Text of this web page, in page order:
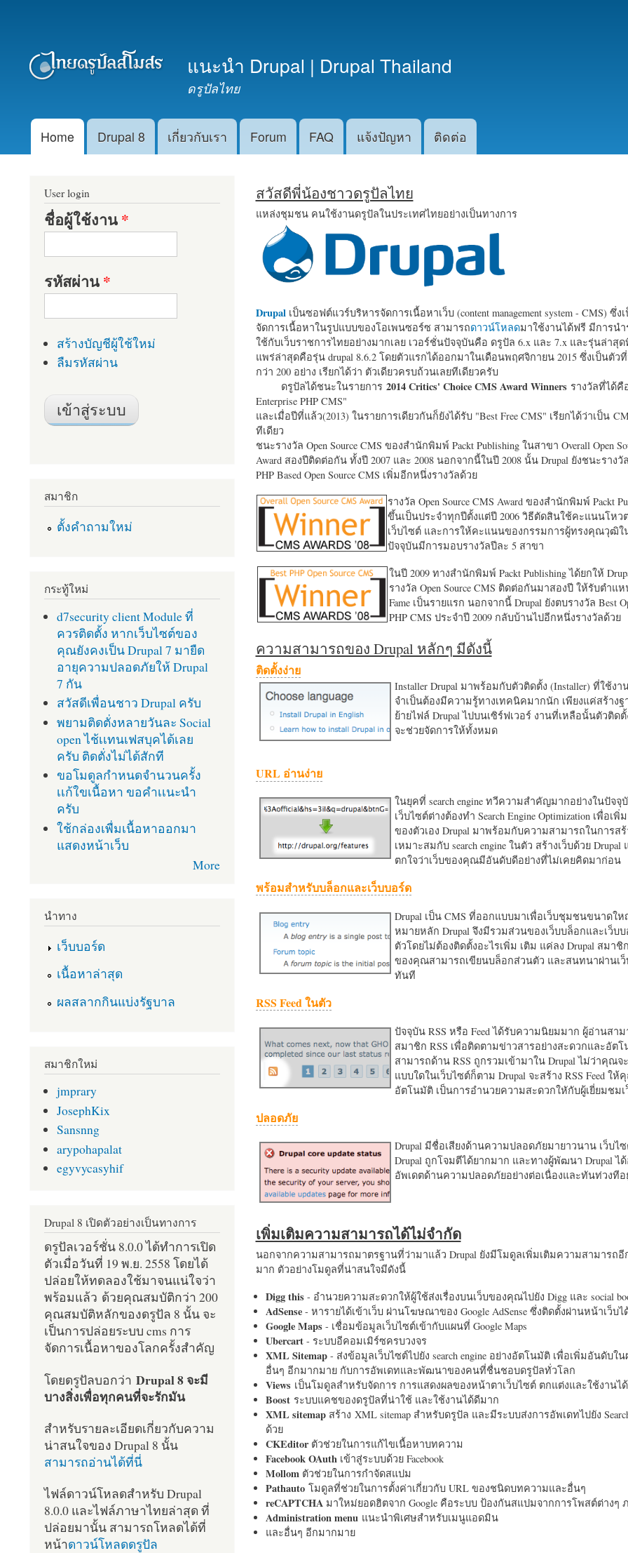
หลัก
แนะนำ Drupal | Drupal Thailand
ดรูปัลไทย
Main menu
Home Drupal 8 เกี่ยวกับเรา Forum FAQ แจ้งปัญหา ติดต่อ
สวัสดีพี่น้องชาวดรูปัลไทย
แหล่งชุมชน คนใช้งานดรูปัลในประเทศไทยอย่างเป็นทางการ
Drupalเป็นซอฟต์แวร์บริหารจัดการเนื้อหาเว็บ (content management system - CMS) ซึ่ง
จัดการเนื้อหาในรูปแบบของโอเพนซอร์ซ สามารถดาวน์โหลดมาใช้งานได้ฟรี มีการน
ใช้กับเว็บราชการไทยอย่างมากเลย เวอร์ชั่นปัจจุบันคือ ดรูปัล 6.x และ 7.x และรุ่นล่าสุด
แพร่ล่าสุดคือรุ่น drupal 8.6.2 โดยตัวแรกได้ออกมาในเดือนพฤศจิกายน 2015 ซึ่งเป็นตั
กว่า 200 อย่าง เรียกได้ว่า ตัวเดียวครบถ้วนเลยทีเดียวครับ
ดรูปัลได้ชนะในรายการ 2014 Critics' Choice CMS Award Winners รางวัลที่ได้คื
Enterprise PHP CMS"
และเมื่อปีที่แล้ว(2013) ในรายการเดียวกันก็ยังได้รับ "Best Free CMS" เรียกได้ว่าเป็น
ทีเดียว
ชนะรางวัล Open Source CMS ของสำนักพิมพ์ Packt Publishing ในสาขา Overall Open
Award สองปีติดต่อกัน ทั้งปี 2007 และ 2008 นอกจากนี้ในปี 2008 นั้น Drupal ยังชนะรางวั
PHP Based Open Source CMS เพิ่มอีกหนึ่งรางวัลด้วย
รางวัล Open Source CMS Award ของสำนักพิมพ์ Packt
ขึ้นเป็นประจำทุกปีตั้งแต่ปี 2006 วิธีตัดสินใช้คะแนนโหว
เว็บไซต์ และการให้คะแนนของกรรมการผู้ทรงคุณวุฒิใ
ปัจจุบันมีการมอบรางวัลปีละ 5 สาขา
ในปี 2009 ทางสำนักพิมพ์ Packt Publishing ได้ยกให้
รางวัล Open Source CMS ติดต่อกันมาสองปี ให้รับตำแ
Fame เป็นรายแรก นอกจากนี้ Drupal ยังตบรางวัล Best
PHP CMS ประจำปี 2009 กลับบ้านไปอีกหนึ่งรางวัลด้วย
ความสามารถของ Drupal หลักๆ มีดังนี้
ติดตั้งง่าย
Installer Drupal มาพร้อมกับตัวติดตั้ง (Installer) ที่ใช้งา
จำเป็นต้องมีความรู้ทางเทคนิคมากนัก เพียงแค่สร้าง
ย้ายไฟล์ Drupal ไปบนเซิร์ฟเวอร์ งานที่เหลือนั้นตัวติดตั้
จะช่วยจัดการให้ทั้งหมด
URL อ่านง่าย
ในยุคที่ search engine ทวีความสำคัญมากอย่างในปัจจุ
เว็บไซต์ต่างต้องทำ Search Engine Optimization เพื่อเ
ของตัวเอง Drupal มาพร้อมกับความสามารถในการสร้
เหมาะสมกับ search engine ในตัว สร้างเว็บด้วย
ตกใจว่าเว็บของคุณมีอันดับดีอย่างที่ไม่เคยคิดมาก่อน
พร้อมสำหรับบล็อกและเว็บบอร์ด
Drupal เป็น CMS ที่ออกแบบมาเพื่อเว็บชุมชนขนาดให
หมายหลัก Drupal จึงมีรวมส่วนของเว็บบล็อกและเว็บ
ตัวโดยไม่ต้องติดตั้งอะไรเพิ่ม เติม แค่ลง Drupal สมาชิ
ของคุณสามารถเขียนบล็อกส่วนตัว และสนทนาผ่านเว็
ทันที
RSS Feed ในตัว
ปัจจุบัน RSS หรือ Feed ได้รับความนิยมมาก ผู้อ่านสา
สมาชิก RSS เพื่อติดตามข่าวสารอย่างสะดวกและอัต
สามารถด้าน RSS ถูกรวมเข้ามาใน Drupal ไม่ว่าคุณจ
แบบใดในเว็บไซต์ก็ตาม Drupal จะสร้าง RSS Feed ให้
อัตโนมัติ เป็นการอำนวยความสะดวกใหักับผู้เยี่ยมชม
ปลอดภัย
Drupal มีชื่อเสียงด้านความปลอดภัยมายาวนาน เว็บไ
Drupal ถูกโจมตีได้ยากมาก และทางผู้พัฒนา Drupal ไ
อัพเดตด้านความปลอดภัยอย่างต่อเนื่องและทันท่วงทีอ
เพิ่มเติมความสามารถได้ไม่จำกัด
นอกจากความสามารถมาตรฐานที่ว่ามาแล้ว Drupal ยังมีโมดูลเพิ่มเติมความสามารถอี
มาก ตัวอย่างโมดูลที่น่าสนใจมีดังนี้
Digg this- อำนวยความสะดวกให้ผู้ใช้ส่งเรื่องบนเว็บของคุณไปยัง Digg และ social
AdSense- หารายได้เข้าเว็บ ผ่านโฆษณาของ Google AdSense ซึ่งติดตั้งผ่านหน้าเว็บไ
Google Maps- เชื่อมข้อมูลเว็บไซต์เข้ากับแผนที่ Google Maps
Ubercart- ระบบอีคอมเมิร์ซครบวงจร
XML Sitemap- ส่งข้อมูลเว็บไซต์ไปยัง search engine อย่างอัตโนมัติ เพื่อเพิ่มอันดับใ
อื่นๆ อีกมากมาย กับการอัพเดทและพัฒนาของคนที่ชื่นชอบดรูปัลทั่วโลก
Views เป็นโมดูลสำหรับจัดการ การแสดงผลของหน้าตาเว็บไซต์ ตกแต่งและใช้งานไ
Boost ระบบแคชของดรูปัลที่น่าใช้ และใช้งานได้ดีมาก
XML sitemapสร้าง XML sitemap สำหรับดรูปัล และมีระบบส่งการอัพเดทไปยัง
ด้วย
CKEditorตัวช่วยในการแก้ไขเนื้อหาบทความ
Facebook OAuth เข้าสู่ระบบด้วย Facebook
Mollom ตัวช่วยในการกำจัดสแปม
Pathautoโมดูลที่ช่วยในการตั้งค่าเกี่ยวกับ URL ของชนิดบทความและอื่นๆ
reCAPTCHA มาใหม่ยอดฮิตจาก Google คือระบบ ป้องกันสแปมจากการโพสต์ต่างๆ
Administration menu แนะนำพิเศษสำหรับเมนูแอดมิน
และอื่นๆ อีกมากมาย
User login
ชื่อผู้ใช้งาน*
รหัสผ่าน*
สร้างบัญชีผู้ใช้ใหม่
ลืมรหัสผ่าน
สมาชิก
ตั้งคำถามใหม่
กระทู้ใหม่
d7security client Module ที่
ควรติดตั้ง หากเว็บไซต์ของ
คุณยังคงเป็น Drupal 7 มายืด
อายุความปลอดภัยให้ Drupal
7 กัน
สวัสดีเพื่อนชาว Drupal ครับ
พยามติดตั่งหลายวันละ Social
open ไช้เเทนเฟสบุคได้เลย
ครับ ติดตั่งไม่ได้สักที
ขอโมดูลกำหนดจำนวนครั้ง
เเก้ใขเนื้อหา ขอคำเเนะนำ
ครับ
ใช้กล่องเพื่มเนื้อหาออกมา
แสดงหน้าเว็บ
More
นำทาง
เว็บบอร์ด
เนื้อหาล่าสุด
ผลสลากกินแบ่งรัฐบาล
สมาชิกใหม่
jmprary
JosephKix
Sansnng
arypohapalat
egyvycasyhif
Drupal 8 เปิดตัวอย่างเป็นทางการ
ดรูปัลเวอร์ชั่น 8.0.0 ได้ทำการเปิด
ตัวเมื่อวันที่ 19 พ.ย. 2558 โดยได้
ปล่อยให้ทดลองใช้มาจนแน่ใจว่า
พร้อมแล้ว ด้วยคุณสมบัติกว่า 200
คุณสมบัติหลักของดรูปัล 8 นั้น จะ
เป็นการปล่อยระบบ cms การ
จัดการเนื้อหาของโลกครั้งสำคัญ
โดยดรูปัลบอกว่า Drupal 8 จะมี
บางสิ่งเพื่อทุกคนที่จะรักมัน
สำหรับรายละเอียดเกี่ยวกับความ
น่าสนใจของ Drupal 8 นั้น
สามารถอ่านได้ที่นี่
ไฟล์ดาวน์โหลดสำหรับ Drupal
8.0.0 และไฟล์ภาษาไทยล่าสุด ที่
ปล่อยมานั้น สามารถโหลดได้ที่
หน้าดาวน์โหลดดรูปัล